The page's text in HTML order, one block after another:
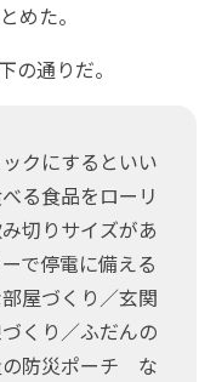
めた。
の通りだ。
クにするといい
る食品をローリ
切りサイズがあ
で停電に備える
屋づくり／玄関
くり／ふだんの
の防災ポーチ な